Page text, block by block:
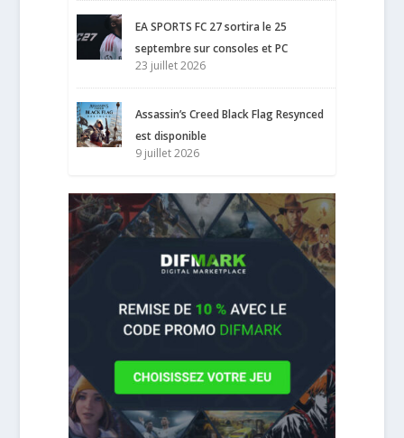
EA SPORTS FC 27 sortira le 25
septembre sur consoles et PC
23 juillet 2026
Assassin’s Creed Black Flag Resynced
est disponible
9 juillet 2026